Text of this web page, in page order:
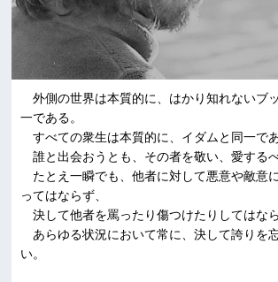
外側の世界は本質的に、はかり知れないブ
一である。
すべての衆生は本質的に、イダムと同一であ
誰と出会おうとも、その者を敬い、愛するべ
たとえ一瞬でも、他者に対して悪意や敵意
ってはならず、
決して他者を罵ったり傷つけたりしてはなら
あらゆる状況において常に、決して誇りを
い。